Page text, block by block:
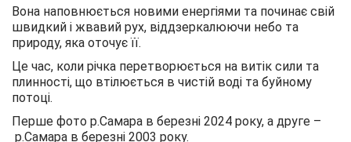
Вона наповнюється новими енергіями та починає свій
швидкий і жвавий рух, віддзеркалюючи небо та
природу, яка оточує її.
Це час, коли річка перетворюється на витік сили та
плинності, що втілюється в чистій воді та буйному
потоці.
Перше фото р.Самара в березні 2024 року, а друге –
р.Самара в березні 2003 року.